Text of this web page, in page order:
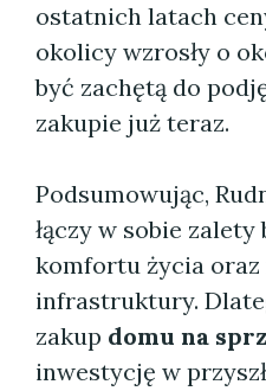
ostatnich latach
okolicy wzrosły o
być zachętą do
zakupie już teraz.
Podsumowując,
łączy w sobie
komfortu życia
infrastruktury.
zakup domu na
inwestycję w